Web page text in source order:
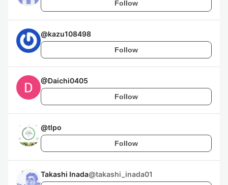
Follow
@kazu108498
Follow
@Daichi0405
Follow
@tlpo
Follow
Takashi Inada@takashi_inada01